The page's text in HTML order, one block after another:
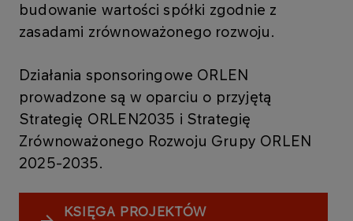
budowanie wartości spółki zgodnie z
zasadami zrównoważonego rozwoju.
Działania sponsoringowe ORLEN
prowadzone są w oparciu o przyjętą
Strategię ORLEN2035 i Strategię
Zrównoważonego Rozwoju Grupy ORLEN
2025-2035.
KSIĘGA PROJEKTÓW